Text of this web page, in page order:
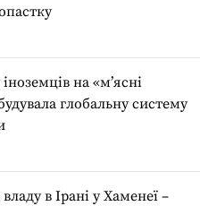
на «мʼясні
глобальну систему
в Ірані у Хаменеї –